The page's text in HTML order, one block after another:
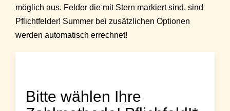
möglich aus. Felder die mit Stern markiert sind, sind
Pflichtfelder! Summer bei zusätzlichen Optionen
werden automatisch errechnet!
Bitte wählen Ihre